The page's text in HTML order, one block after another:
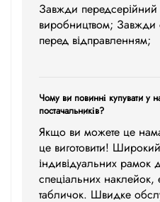
Завжди
виробництвом; Завжди
перед відправленням;
Чому ви повинні купувати у
постачальників?
Якщо ви можете це
це виготовити!
індивідуальних рамок
спеціальних наклейок,
табличок. Швидке